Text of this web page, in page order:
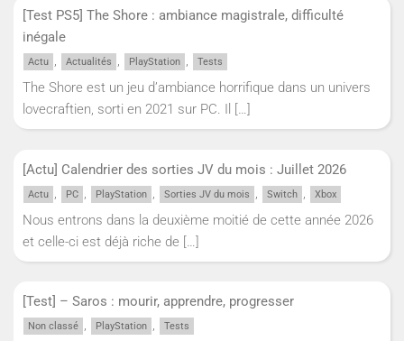
[Test PS5] The Shore : ambiance magistrale, difficulté
inégale
Actu , Actualités , PlayStation , Tests
The Shore est un jeu d’ambiance horrifique dans un univers
lovecraftien, sorti en 2021 sur PC. Il […]
[Actu] Calendrier des sorties JV du mois : Juillet 2026
Actu , PC , PlayStation , Sorties JV du mois , Switch , Xbox
Nous entrons dans la deuxième moitié de cette année 2026
et celle-ci est déjà riche de […]
[Test] – Saros : mourir, apprendre, progresser
Non classé , PlayStation , Tests